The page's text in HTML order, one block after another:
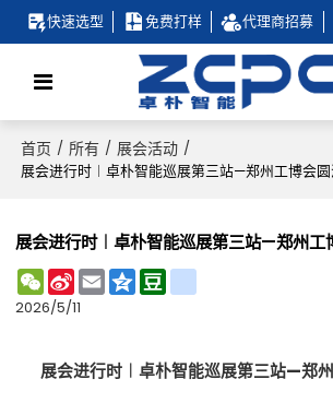
快速选型 免费打样 代理商招募
首页 / 所有 / 展会活动 /
展会进行时︱卓朴智能巡展第三站—郑州工博会
展会进行时︱卓朴智能巡展第三站—郑州工
WeChat
Sina
Weibo
EmailQzone
2026/5/11
展会进行时︱卓朴智能巡展第三站—郑